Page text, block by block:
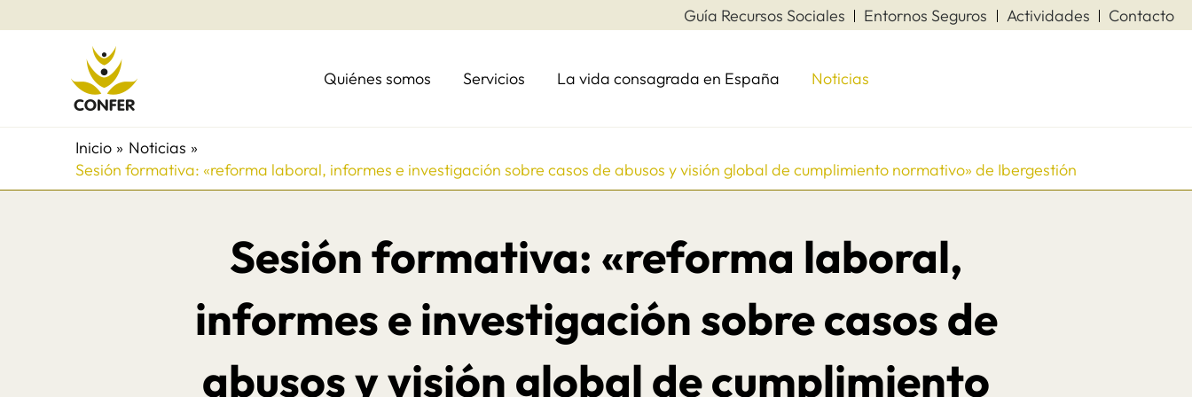
al
Guía Recursos Sociales Entornos Seguros Actividades Contacto
Quiénes somos Servicios La vida consagrada en España Noticias
Inicio
Noticias
Sesión formativa: «reforma laboral, informes e investigación sobre casos de abusos y visión global de cumplimiento normativo» de Ibergestión
Sesión formativa: «reforma laboral,
informes e investigación sobre casos de
abusos y visión global de cumplimiento